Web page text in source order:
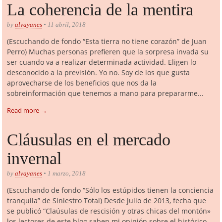
La coherencia de la mentira
by alvayanes • 11 abril, 2018
(Escuchando de fondo “Esta tierra no tiene corazón” de Juan
Perro) Muchas personas prefieren que la sorpresa invada su
ser cuando va a realizar determinada actividad. Eligen lo
desconocido a la previsión. Yo no. Soy de los que gusta
aprovecharse de los beneficios que nos da la
sobreinformación que tenemos a mano para prepararme...
Read more →
Cláusulas en el mercado
invernal
by alvayanes • 1 marzo, 2018
(Escuchando de fondo “Sólo los estúpidos tienen la conciencia
tranquila” de Siniestro Total) Desde julio de 2013, fecha que
se publicó “Claúsulas de rescisión y otras chicas del montón»